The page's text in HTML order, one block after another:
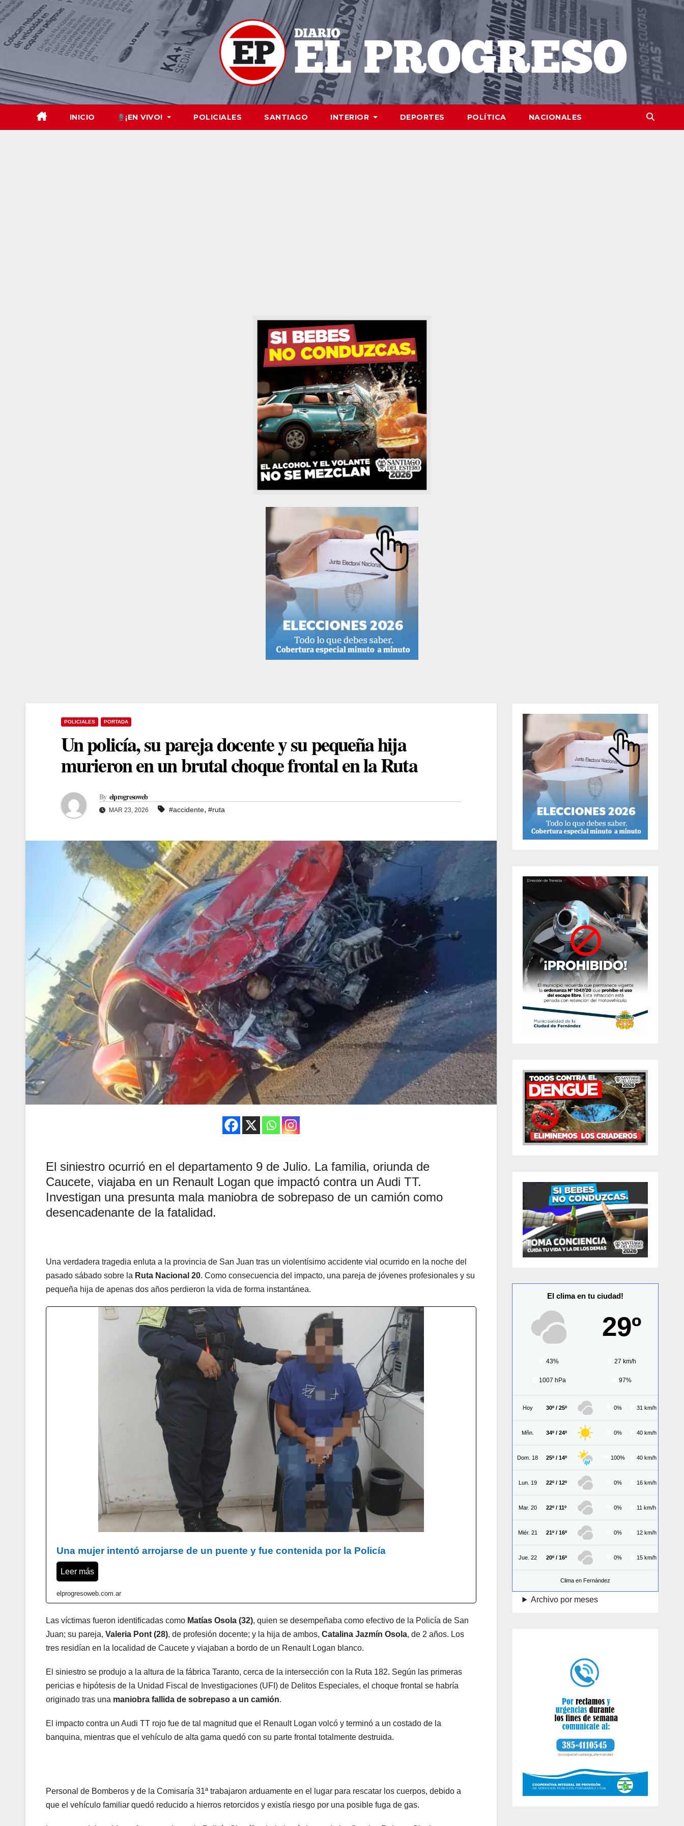
Skip
to
content
INICIO ¡EN VIVO! POLICIALES SANTIAGO INTERIOR DEPORTES POLÍTICA NACIONALES
POLICIALES PORTADA
Un policía, su pareja docente y su pequeña hija
murieron en un brutal choque frontal en la Ruta
By elprogresoweb
MAR 23, 2026 #accidente, #ruta
El siniestro ocurrió en el departamento 9 de Julio. La familia, oriunda de
Caucete, viajaba en un Renault Logan que impactó contra un Audi TT.
Investigan una presunta mala maniobra de sobrepaso de un camión como
desencadenante de la fatalidad.
Una verdadera tragedia enluta a la provincia de San Juan tras un violentísimo accidente vial ocurrido en la noche del
pasado sábado sobre la Ruta Nacional 20. Como consecuencia del impacto, una pareja de jóvenes profesionales y su
pequeña hija de apenas dos años perdieron la vida de forma instantánea.
Una mujer intentó arrojarse de un puente y fue contenida por la Policía
Leer más
elprogresoweb.com.ar
Las víctimas fueron identificadas como Matías Osola (32), quien se desempeñaba como efectivo de la Policía de San
Juan; su pareja, Valeria Pont (28), de profesión docente; y la hija de ambos, Catalina Jazmín Osola, de 2 años. Los
tres residían en la localidad de Caucete y viajaban a bordo de un Renault Logan blanco.
El siniestro se produjo a la altura de la fábrica Taranto, cerca de la intersección con la Ruta 182. Según las primeras
pericias e hipótesis de la Unidad Fiscal de Investigaciones (UFI) de Delitos Especiales, el choque frontal se habría
originado tras una maniobra fallida de sobrepaso a un camión.
El impacto contra un Audi TT rojo fue de tal magnitud que el Renault Logan volcó y terminó a un costado de la
banquina, mientras que el vehículo de alta gama quedó con su parte frontal totalmente destruida.
Personal de Bomberos y de la Comisaría 31ª trabajaron arduamente en el lugar para rescatar los cuerpos, debido a
que el vehículo familiar quedó reducido a hierros retorcidos y existía riesgo por una posible fuga de gas.
El clima en tu ciudad!
29º
43% 27 km/h
1007 hPa 97%
Hoy 30º / 25º 0% 31 km/h
Mñn. 34º / 24º 0% 40 km/h
Dom. 18 25º / 14º 100% 40 km/h
Lun. 19 22º / 12º 0% 16 km/h
Mar. 20 22º / 11º 0% 11 km/h
Miér. 21 21º / 16º 0% 12 km/h
Jue. 22 20º / 16º 0% 15 km/h
Clima en Fernández
Archivo por meses